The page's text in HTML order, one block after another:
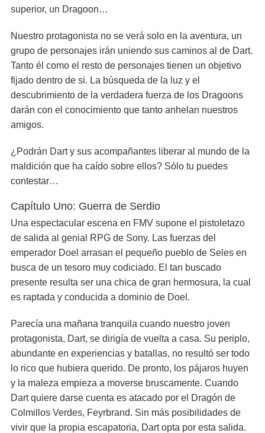
superior, un Dragoon…
Nuestro protagonista no se verá solo en la aventura, un
grupo de personajes irán uniendo sus caminos al de Dart.
Tanto él como el resto de personajes tienen un objetivo
fijado dentro de si. La búsqueda de la luz y el
descubrimiento de la verdadera fuerza de los Dragoons
darán con el conocimiento que tanto anhelan nuestros
amigos.
¿Podrán Dart y sus acompañantes liberar al mundo de la
maldición que ha caído sobre ellos? Sólo tu puedes
contestar…
Capítulo Uno: Guerra de Serdio
Una espectacular escena en FMV supone el pistoletazo
de salida al genial RPG de Sony. Las fuerzas del
emperador Doel arrasan el pequeño pueblo de Seles en
busca de un tesoro muy codiciado. El tan buscado
presente resulta ser una chica de gran hermosura, la cual
es raptada y conducida a dominio de Doel.
Parecía una mañana tranquila cuando nuestro joven
protagonista, Dart, se dirigía de vuelta a casa. Su periplo,
abundante en experiencias y batallas, no resultó ser todo
lo rico que hubiera querido. De pronto, los pájaros huyen
y la maleza empieza a moverse bruscamente. Cuando
Dart quiere darse cuenta es atacado por el Dragón de
Colmillos Verdes, Feyrbrand. Sin más posibilidades de
vivir que la propia escapatoria, Dart opta por esta salida.